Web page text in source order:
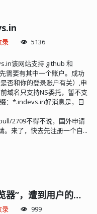
录 5136
该网站支持 github 和
需要有其中一个账户。成功
否和你的登录账户有关）,申
域名只支持NS委托，暂不支
：*.indevs.in好消息是，目
2709不得不说，国外申请
。来了，快去先注册一个自...
Firefox将转型成为“现代AI浏览器”，遭到用户的舆论反弹
录 999